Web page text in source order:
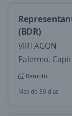
(BDR)
VIRTAGON
Palermo,
Remoto
Más de 30 días